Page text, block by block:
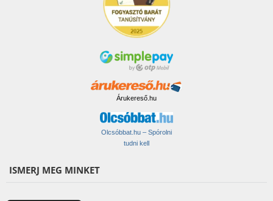
Árukereső.hu
Olcsóbbat.hu – Spórolni
tudni kell
ISMERJ MEG MINKET